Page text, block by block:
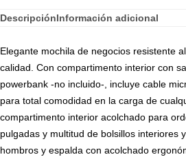
DescripciónInformación adicional
Elegante mochila de negocios resistente
calidad. Con compartimento interior con
powerbank -no incluido-, incluye cable
para total comodidad en la carga de
compartimento interior acolchado para
pulgadas y multitud de bolsillos interiores
hombros y espalda con acolchado